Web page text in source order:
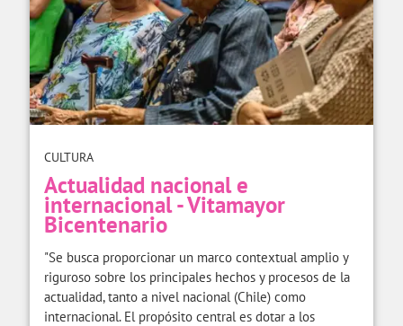
CULTURA
Actualidad nacional e
internacional - Vitamayor
Bicentenario
"Se busca proporcionar un marco contextual amplio y
riguroso sobre los principales hechos y procesos de la
actualidad, tanto a nivel nacional (Chile) como
internacional. El propósito central es dotar a los